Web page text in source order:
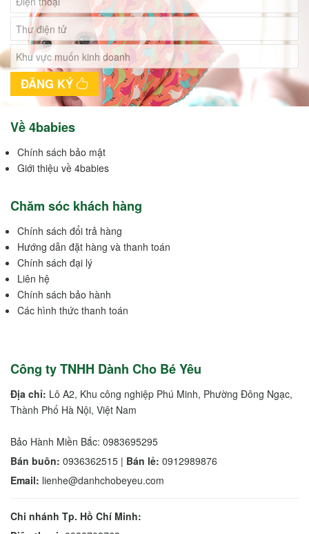
ĐĂNG KÝ
Về 4babies
Chính sách bảo mật
Giới thiệu về 4babies
Chăm sóc khách hàng
Chính sách đổi trả hàng
Hướng dẫn đặt hàng và thanh toán
Chính sách đại lý
Liên hệ
Chính sách bảo hành
Các hình thức thanh toán
Công ty TNHH Dành Cho Bé Yêu
Địa chỉ: Lô A2, Khu công nghiệp Phú Minh, Phường Đông Ngạc,
Thành Phố Hà Nội, Việt Nam
Bảo Hành Miền Bắc: 0983695295
Bán buôn: 0936362515 | Bán lẻ: 0912989876
Email: lienhe@danhchobeyeu.com
Chi nhánh Tp. Hồ Chí Minh: